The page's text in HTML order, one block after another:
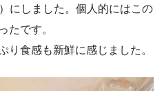
にしました。個人的にはこの
たです。
り食感も新鮮に感じました。